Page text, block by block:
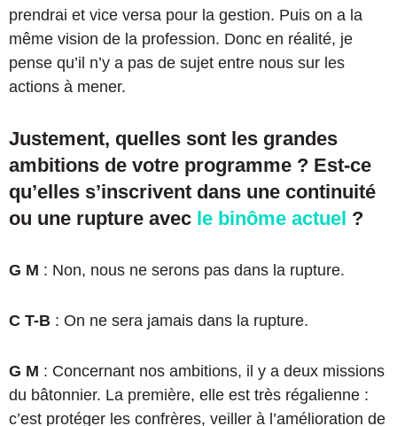
prendrai et vice versa pour la gestion. Puis on a la
même vision de la profession. Donc en réalité, je
pense qu’il n’y a pas de sujet entre nous sur les
actions à mener.
Justement, quelles sont les grandes
ambitions de votre programme ? Est-ce
qu’elles s’inscrivent dans une continuité
ou une rupture avec le binôme actuel ?
G M : Non, nous ne serons pas dans la rupture.
C T-B : On ne sera jamais dans la rupture.
G M : Concernant nos ambitions, il y a deux missions
du bâtonnier. La première, elle est très régalienne :
c’est protéger les confrères, veiller à l’amélioration de